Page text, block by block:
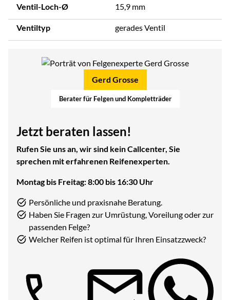
Ventil-Loch-Ø 15,9 mm
Ventiltyp gerades Ventil
Gerd Grosse
Berater für Felgen und Kompletträder
Jetzt beraten lassen!
Rufen Sie uns an, wir sind kein Callcenter, Sie
sprechen mit erfahrenen Reifenexperten.
Montag bis Freitag: 8:00 bis 16:30 Uhr
Persönliche und praxisnahe Beratung.
Haben Sie Fragen zur Umrüstung, Voreilung oder zur
passenden Felge?
Welcher Reifen ist optimal für Ihren Einsatzzweck?